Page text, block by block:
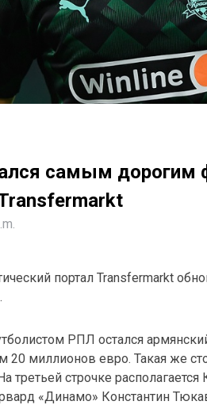
самым дорогим
портал Transfermarkt
РПЛ остался
20 миллионов евро. Такая же
третьей строчке
«Динамо» Константин